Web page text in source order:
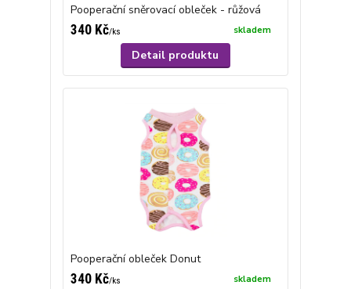
Pooperační sněrovací obleček - růžová
340 Kč/ks skladem
Detail produktu
Pooperační obleček Donut
340 Kč/ks skladem